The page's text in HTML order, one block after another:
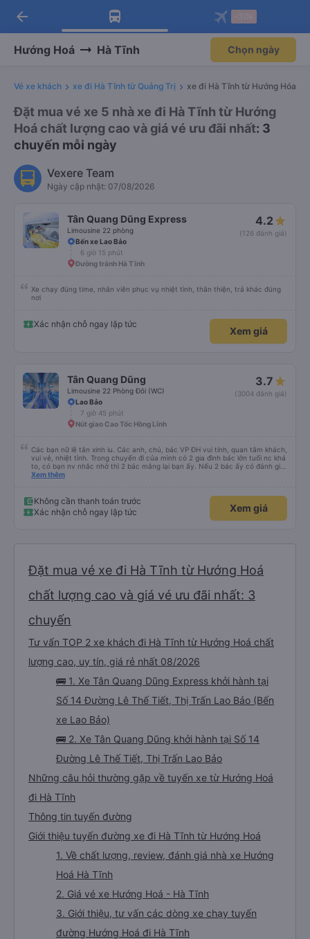
Tải app Vexere ngay!
Nhận ưu đãi thành viên độc
Mở app
Tải app Vexere
-30k/ghế khi đặt vé máy bay qua
Mở app
arrow_back
Hướng Hoá Hà Tĩnh Chọn ngày
Vé xe khách xe đi Hà Tĩnh từ Quảng Trị xe đi Hà Tĩnh từ Hướng Hóa
Đặt mua vé xe 5 nhà xe đi Hà Tĩnh từ Hướng
Hoá chất lượng cao và giá vé ưu đãi nhất: 3
chuyến mỗi ngày
Vexere Team
Ngày cập nhật: 07/08/2026
Tân Quang Dũng Express
Limousine 22 phòng
4.2
(126 đánh giá)
Bến xe Lao Bảo
6 giờ 15 phút
Đường tránh Hà Tĩnh
Xe chạy đúng time, nhân viên phục vụ nhiệt tình, thân thiện, trả khác đúng
nơi
Xác nhận chỗ ngay lập tức
Xem giá
Tân Quang Dũng
Limousine 22 Phòng Đôi (WC)
3.7
(3004 đánh giá)
Lao Bảo
7 giờ 45 phút
Nút giao Cao Tốc Hồng Lĩnh
Các bạn nữ lễ tân xinh iu. Các anh, chú, bác VP ĐH vui tính, quan tâm khách,
vui vẻ, nhiệt tình. Trong chuyến đi của mình có 2 gia đình bác lớn tuổi nc khá
to, có bạn nv nhắc nhở thì 2 bác mắng lại bạn ấy. Nếu 2 bác ấy có đánh giá
xấu thì mình ngược lại nha. Bạn ấy nhắc nhở rất đúng. 2 bác nói rất to. To
bạn ấy nha. Nếu bạn ấy bị trừ thì bảo bạn ấy liên hệ sđt của mình, mình hỗ
trợ ạ. Số mình đuôi 666, chuyến ĐH-NT ngày 16/1. À các bạn nữ lễ tân xinh
iu còn đổi cho mình phòng đơn sang đôi xong còn note là (một mình) yêu
Xem thêm
Không cần thanh toán trước
Xác nhận chỗ ngay lập tức
Xem giá
Đặt mua vé xe đi Hà Tĩnh từ Hướng Hoá
chất lượng cao và giá vé ưu đãi nhất: 3
chuyến
Tư vấn TOP 2 xe khách đi Hà Tĩnh từ Hướng Hoá chất
lượng cao, uy tín, giá rẻ nhất 08/2026
🚌 1. Xe Tân Quang Dũng Express khởi hành tại
Số 14 Đường Lê Thế Tiết, Thị Trấn Lao Bảo (Bến
xe Lao Bảo)
🚌 2. Xe Tân Quang Dũng khởi hành tại Số 14
Đường Lê Thế Tiết, Thị Trấn Lao Bảo
Những câu hỏi thường gặp về tuyến xe từ Hướng Hoá
đi Hà Tĩnh
Thông tin tuyến đường
Giới thiệu tuyến đường xe đi Hà Tĩnh từ Hướng Hoá
1. Về chất lượng, review, đánh giá nhà xe Hướng
Hoá Hà Tĩnh
2. Giá vé xe Hướng Hoá - Hà Tĩnh
3. Giới thiệu, tư vấn các dòng xe chạy tuyến
đường Hướng Hoá đi Hà Tĩnh